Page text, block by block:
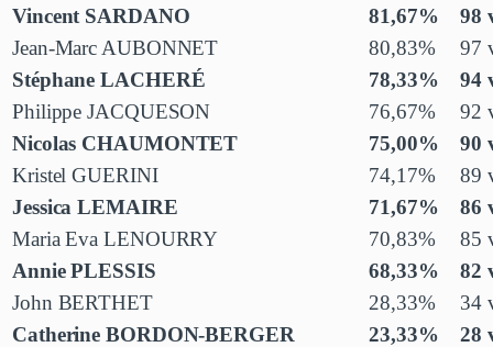
Vincent SARDANO
81,67%
98
Jean-Marc AUBONNET
80,83%
97
Stéphane LACHERÉ
78,33%
94
Philippe JACQUESON
76,67%
92
Nicolas CHAUMONTET
75,00%
90
Kristel GUERINI
74,17%
89
Jessica LEMAIRE
71,67%
86
Maria Eva LENOURRY
70,83%
85
Annie PLESSIS
68,33%
82
John BERTHET
28,33%
34
Catherine BORDON-BERGER
23,33%
28